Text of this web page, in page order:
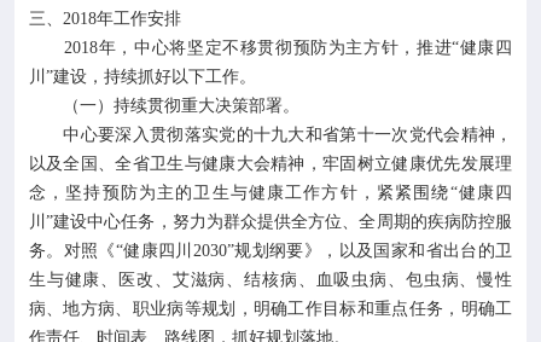
三、2018年工作安排
2018年，中心将坚定不移贯彻预防为主方针，推进“健康四
川”建设，持续抓好以下工作。
（一）持续贯彻重大决策部署。
中心要深入贯彻落实党的十九大和省第十一次党代会精神，
以及全国、全省卫生与健康大会精神，牢固树立健康优先发展理
念，坚持预防为主的卫生与健康工作方针，紧紧围绕“健康四
川”建设中心任务，努力为群众提供全方位、全周期的疾病防控服
务。对照《“健康四川2030”规划纲要》，以及国家和省出台的卫
生与健康、医改、艾滋病、结核病、血吸虫病、包虫病、慢性
病、地方病、职业病等规划，明确工作目标和重点任务，明确工
作责任、时间表、路线图，抓好规划落地。